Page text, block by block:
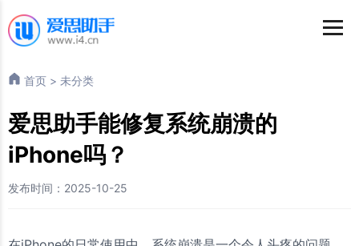
首页 > 未分类
爱思助手能修复系统崩溃的
iPhone吗？
发布时间：2025-10-25